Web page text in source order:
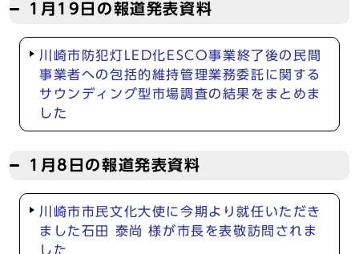
1月19日の報道発表資料
川崎市防犯灯LED化ESCO事業終了後の民間
事業者への包括的維持管理業務委託に関する
サウンディング型市場調査の結果をまとめま
した
1月8日の報道発表資料
川崎市市民文化大使に今期より就任いただき
ました石田 泰尚 様が市長を表敬訪問されま
した